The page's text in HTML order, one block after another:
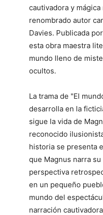
cautivadora y
renombrado autor
Davies. Publicada
esta obra maestra
mundo lleno de
ocultos.
La trama de "El
desarrolla en la
sigue la vida de
reconocido
historia se presenta
que Magnus narra
perspectiva
en un pequeño
mundo del
narración